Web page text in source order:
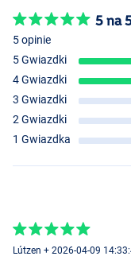
5 na
5 opinie
5 Gwiazdki
4 Gwiazdki
3 Gwiazdki
2 Gwiazdki
1 Gwiazdka
Lútzen + 2026-04-09